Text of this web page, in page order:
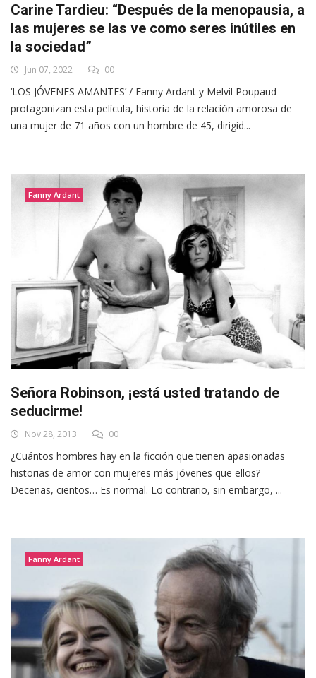
Carine Tardieu: “Después de la menopausia, a
las mujeres se las ve como seres inútiles en
la sociedad”
Jun 07, 2022 00
‘LOS JÓVENES AMANTES’ / Fanny Ardant y Melvil Poupaud
protagonizan esta película, historia de la relación amorosa de
una mujer de 71 años con un hombre de 45, dirigid...
Fanny Ardant
Señora Robinson, ¡está usted tratando de
seducirme!
Nov 28, 2013 00
¿Cuántos hombres hay en la ficción que tienen apasionadas
historias de amor con mujeres más jóvenes que ellos?
Decenas, cientos… Es normal. Lo contrario, sin embargo, ...
Fanny Ardant